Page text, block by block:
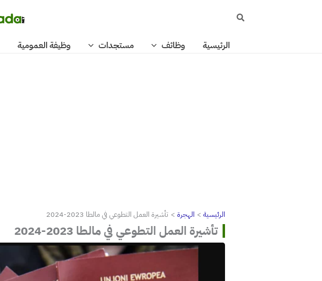
البحث
الرئيسية وظائف مستجدات وظيفة العمومية
الرئيسية الهجرة تأشيرة العمل التطوعي في مالطا 2023-2024
تأشيرة العمل التطوعي في مالطا 2023-2024